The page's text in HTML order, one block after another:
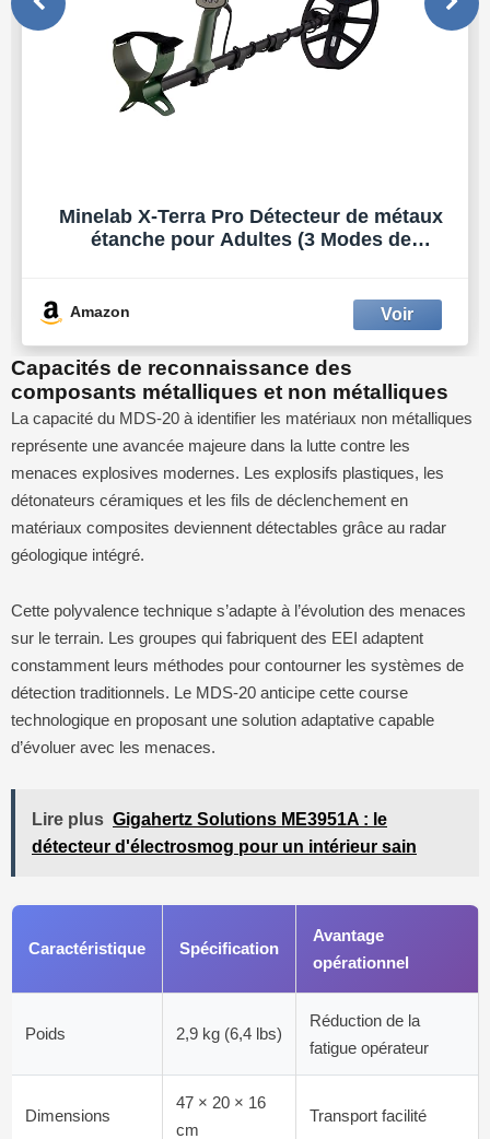
Minelab X-Terra Pro Détecteur de métaux
étanche pour Adultes (3 Modes de
Amazon
Capacités de reconnaissance des
composants métalliques et non métalliques
La capacité du MDS-20 à identifier les matériaux non métalliques
représente une avancée majeure dans la lutte contre les
menaces explosives modernes. Les explosifs plastiques, les
détonateurs céramiques et les fils de déclenchement en
matériaux composites deviennent détectables grâce au radar
géologique intégré.
Cette polyvalence technique s’adapte à l’évolution des menaces
sur le terrain. Les groupes qui fabriquent des EEI adaptent
constamment leurs méthodes pour contourner les systèmes de
détection traditionnels. Le MDS-20 anticipe cette course
technologique en proposant une solution adaptative capable
d’évoluer avec les menaces.
Lire plus Gigahertz Solutions ME3951A : le
détecteur d'électrosmog pour un intérieur sain
Caractéristique Spécification
Avantage
opérationnel
Poids 2,9 kg (6,4 lbs)
Réduction de la
fatigue opérateur
Dimensions
47 × 20 × 16
cm
Transport facilité